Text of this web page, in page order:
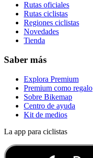
Rutas oficiales
Rutas ciclistas
Regiones ciclistas
Novedades
Tienda
Saber más
Explora Premium
Premium como regalo
Sobre Bikemap
Centro de ayuda
Kit de medios
La app para ciclistas